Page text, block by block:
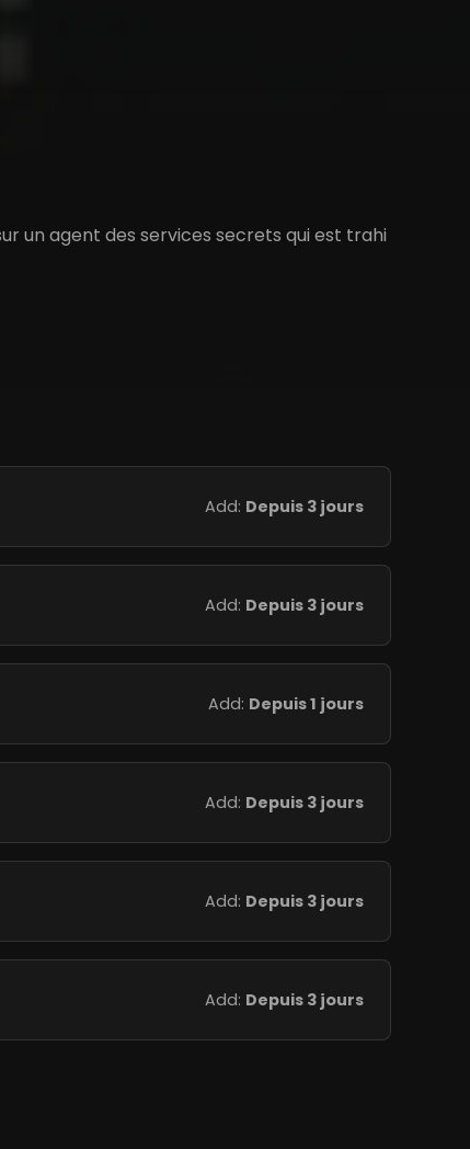
un agent des services secrets qui est trahi
Add: Depuis 3 jours
Add: Depuis 3 jours
Add: Depuis 1 jours
Add: Depuis 3 jours
Add: Depuis 3 jours
Add: Depuis 3 jours